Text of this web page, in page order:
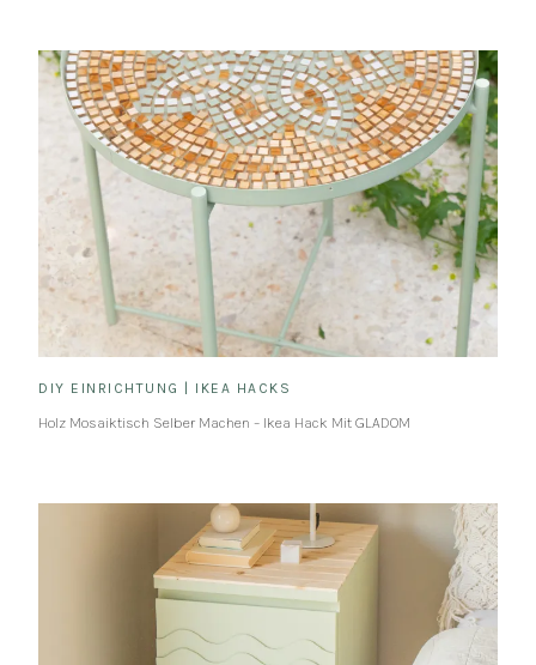
DIY EINRICHTUNG | IKEA HACKS
Holz Mosaiktisch Selber Machen – Ikea Hack Mit GLADOM